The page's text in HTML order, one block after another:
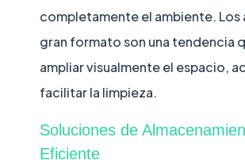
completamente el ambiente. Los
gran formato son una tendencia
ampliar visualmente el espacio,
facilitar la limpieza.
Soluciones de
Eficiente